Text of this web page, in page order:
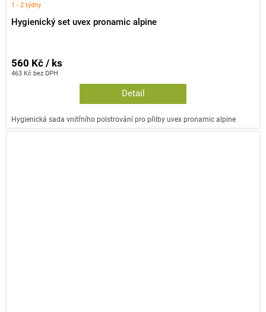
Hygienický set uvex pronamic alpine
1 - 2 týdny
463 Kč bez DPH
560 Kč / ks
Detail
Hygienická sada vnitřního polstrování pro přilby uvex pronamic alpine